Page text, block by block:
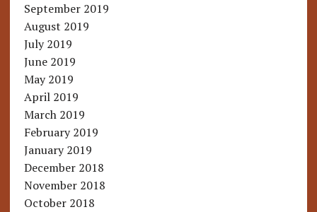
September 2019
August 2019
July 2019
June 2019
May 2019
April 2019
March 2019
February 2019
January 2019
December 2018
November 2018
October 2018